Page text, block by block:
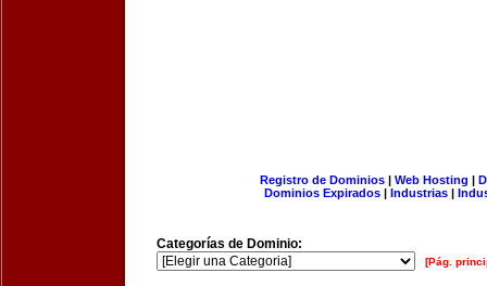
Registro de Dominios| Web Hosting |
Dominios Expirados | Industrias |
Categorías de Dominio:
[Pág.